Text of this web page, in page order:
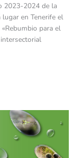
2023-2024 de la
lugar en Tenerife el
para el